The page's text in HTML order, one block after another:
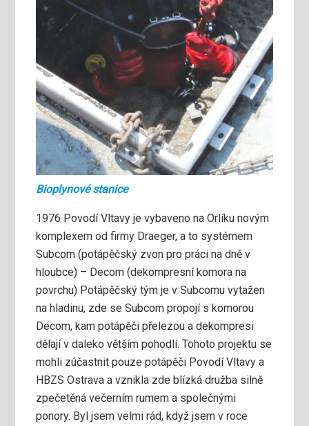
Bioplynové stanice
1976 Povodí Vltavy je vybaveno na Orlíku novým
komplexem od firmy Draeger, a to systémem
Subcom (potápěčský zvon pro práci na dně v
hloubce) – Decom (dekompresní komora na
povrchu) Potápěčský tým je v Subcomu vytažen
na hladinu, zde se Subcom propojí s komorou
Decom, kam potápěči přelezou a dekompresi
dělají v daleko větším pohodlí. Tohoto projektu se
mohli zúčastnit pouze potápěči Povodí Vltavy a
HBZS Ostrava a vznikla zde blízká družba silně
zpečetěná večerním rumem a společnými
ponory. Byl jsem velmi rád, když jsem v roce